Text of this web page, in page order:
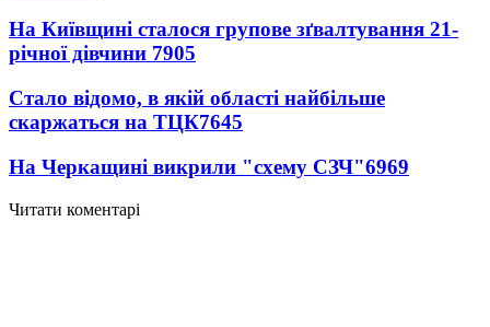
На Київщині сталося групове зґвалтування 21-
річної дівчини 7905
Стало відомо, в якій області найбільше
скаржаться на ТЦК7645
На Черкащині викрили "схему СЗЧ"6969
Читати коментарі